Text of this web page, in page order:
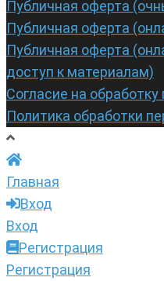
Публичная оферта
Публичная оферта
Публичная оферта
доступ к материалам)
Согласие на
Политика обработки
Главная
Вход
Вход
Регистрация
Регистрация